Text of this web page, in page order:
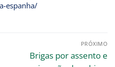
espanha/
PRÓXIMO
Brigas por assento e